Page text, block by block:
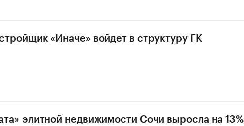
«Иначе» войдет в структуру ГК
элитной недвижимости Сочи выросла на 13%